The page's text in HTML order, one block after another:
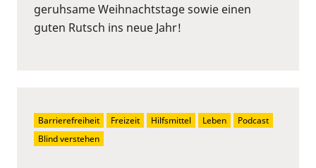
geruhsame Weihnachtstage sowie einen
guten Rutsch ins neue Jahr!
Barrierefreiheit Freizeit Hilfsmittel Leben
Podcast
Blind verstehen